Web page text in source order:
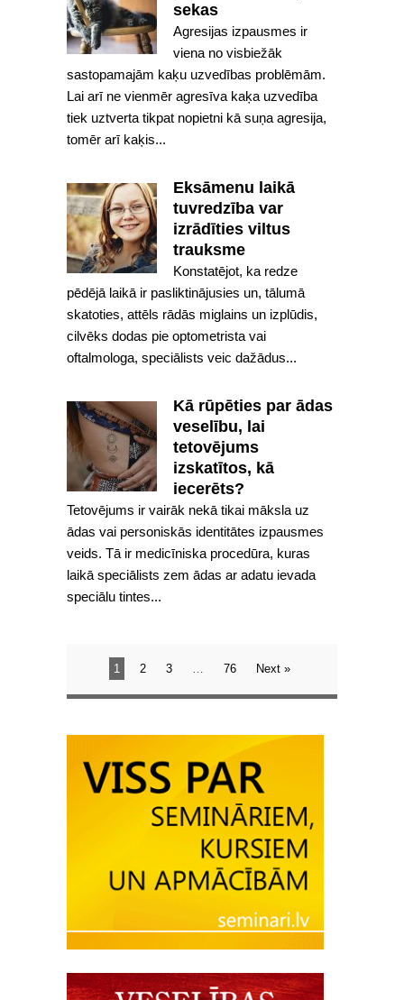
sekas
Agresijas izpausmes ir
viena no visbiežāk
sastopamajām kaķu uzvedības problēmām.
Lai arī ne vienmēr agresīva kaķa uzvedība
tiek uztverta tikpat nopietni kā suņa agresija,
tomēr arī kaķis...
Eksāmenu laikā
tuvredzība var
izrādīties viltus
trauksme
Konstatējot, ka redze
pēdējā laikā ir pasliktinājusies un, tālumā
skatoties, attēls rādās miglains un izplūdis,
cilvēks dodas pie optometrista vai
oftalmologa, speciālists veic dažādus...
Kā rūpēties par ādas
veselību, lai
tetovējums
izskatītos, kā
iecerēts?
Tetovējums ir vairāk nekā tikai māksla uz
ādas vai personiskās identitātes izpausmes
veids. Tā ir medicīniska procedūra, kuras
laikā speciālists zem ādas ar adatu ievada
speciālu tintes...
1 2 3 … 76 Next »